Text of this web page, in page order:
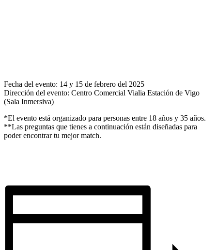
Fecha del evento: 14 y 15 de febrero del 2025
Dirección del evento: Centro Comercial Vialia Estación de Vigo
(Sala Inmersiva)
*El evento está organizado para personas entre 18 años y 35 años.
**Las preguntas que tienes a continuación están diseñadas para
poder encontrar tu mejor match.